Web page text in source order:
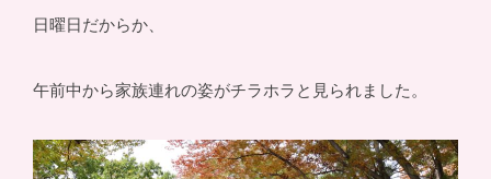
日曜日だからか、
午前中から家族連れの姿がチラホラと見られました。